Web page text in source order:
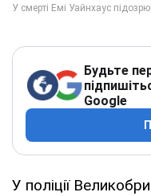
Будьте
Google
У поліції